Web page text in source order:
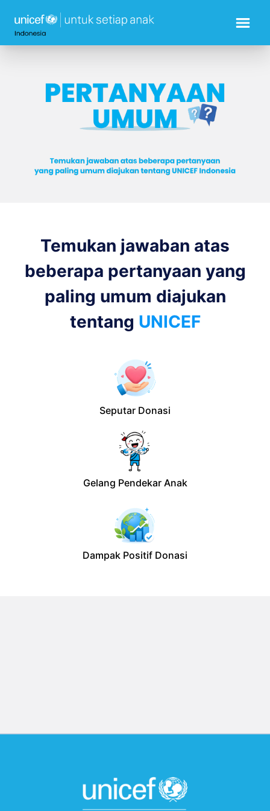
Temukan jawaban atas
beberapa pertanyaan yang
paling umum diajukan
tentang UNICEF
Seputar Donasi
Gelang Pendekar Anak
Dampak Positif Donasi